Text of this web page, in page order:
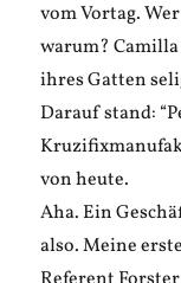
vom Vortag.
warum?
ihres Gatten
Darauf stand:
von heute.
Aha. Ein
also. Meine